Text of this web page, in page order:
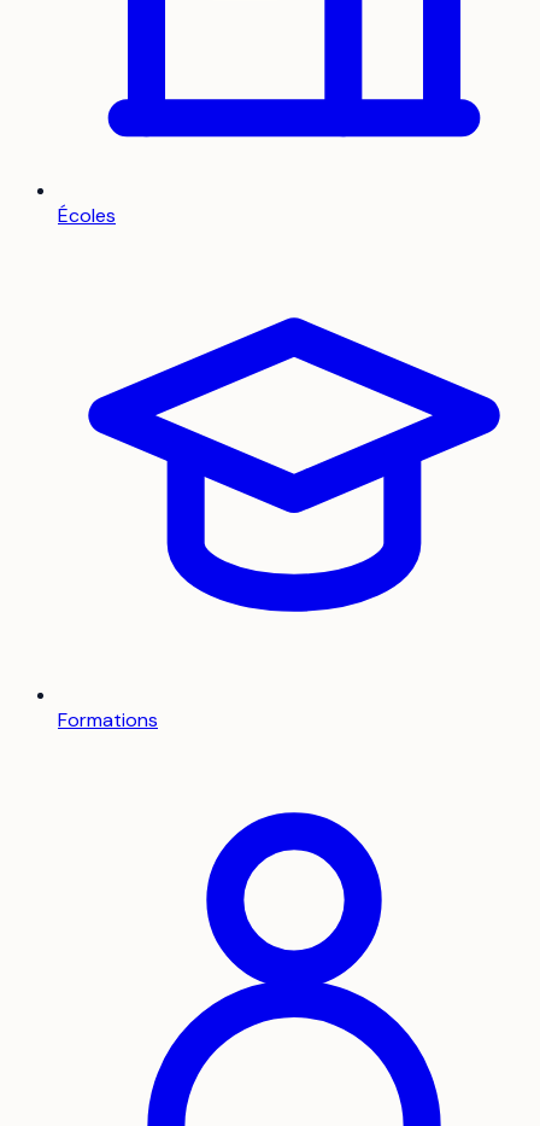
Écoles
Formations